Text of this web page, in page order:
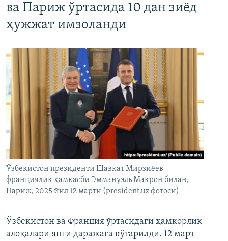
ва Париж ўртасида 10 дан зиёд
ҳужжат имзоланди
Ўзбекистон президенти Шавкат Мирзиёев
франциялик ҳамкасби Эммануэль Макрон билан,
Париж, 2025 йил 12 марти (president.uz фотоси)
Ўзбекистон ва Франция ўртасидаги ҳамкорлик
алоқалари янги даражага кўтарилди. 12 март